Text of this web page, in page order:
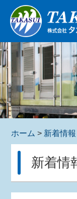
ホーム > 新着情報
新着情